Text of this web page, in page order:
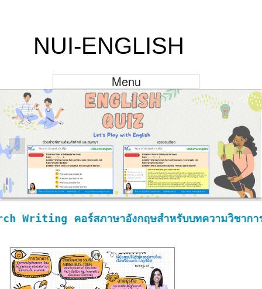
NUI-ENGLISH
Menu
Writing คอร์สภาษาอังกฤษสำหรับบทความวิชาการ